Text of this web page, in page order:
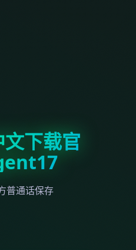
下载官
普通话保存